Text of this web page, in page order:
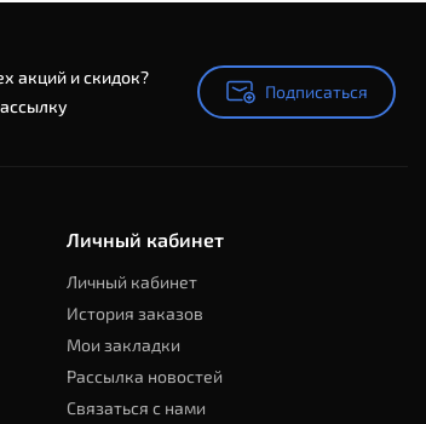
акций и скидок?
Подписаться
Подписаться
Личный кабинет
Личный кабинет
История заказов
Мои закладки
Рассылка новостей
Связаться с нами